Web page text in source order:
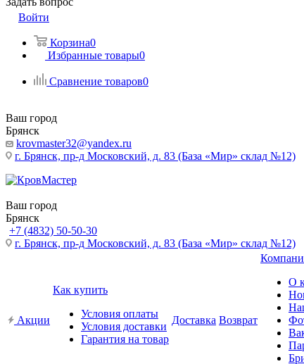
Войти
Корзина0
Избранные товары0
Сравнение товаров0
Ваш город
Брянск
krovmaster32@yandex.ru
г. Брянск, пр-д Московский, д. 83 (База «Мир» склад №12)
Ваш город
Брянск
+7 (4832) 50-50-30
г. Брянск, пр-д Московский, д. 83 (База «Мир» склад №12)
Акции
Как купить
Условия оплаты
Условия доставки
Гарантия на товар
Доставка Возврат
О